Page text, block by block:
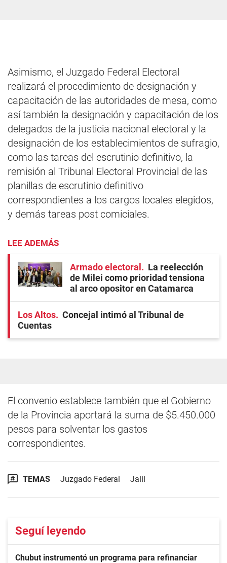
Asimismo, el Juzgado Federal Electoral
realizará el procedimiento de designación y
capacitación de las autoridades de mesa, como
así también la designación y capacitación de los
delegados de la justicia nacional electoral y la
designación de los establecimientos de sufragio,
como las tareas del escrutinio definitivo, la
remisión al Tribunal Electoral Provincial de las
planillas de escrutinio definitivo
correspondientes a los cargos locales elegidos,
y demás tareas post comiciales.
LEE ADEMÁS
Armado electoral
La reelección
de Milei como prioridad tensiona
al arco opositor en Catamarca
Los Altos
Concejal intimó al Tribunal de
Cuentas
El convenio establece también que el Gobierno
de la Provincia aportará la suma de $5.450.000
pesos para solventar los gastos
correspondientes.
TEMAS Juzgado Federal Jalil
Seguí leyendo
Chubut instrumentó un programa para refinanciar